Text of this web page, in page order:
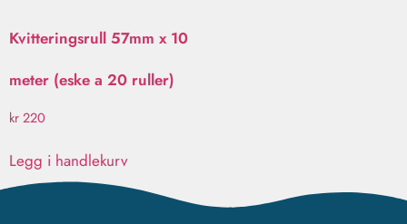
Kvitteringsrull 57mm x 10
meter (eske a 20 ruller)
kr220
Legg i handlekurv